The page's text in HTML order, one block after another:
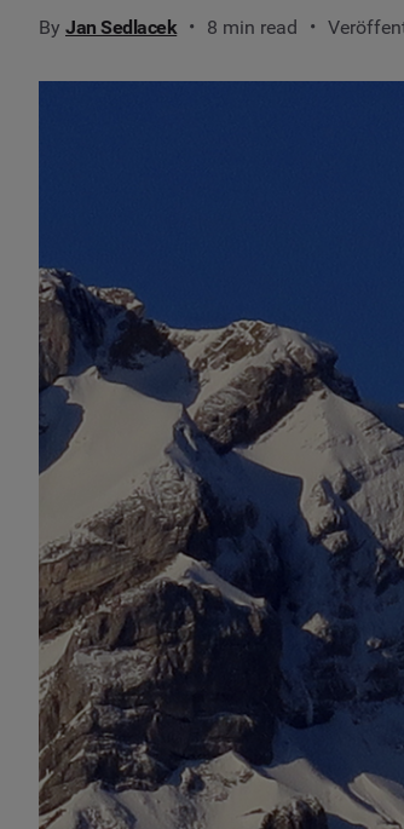
By Jan Sedlacek 8 min read